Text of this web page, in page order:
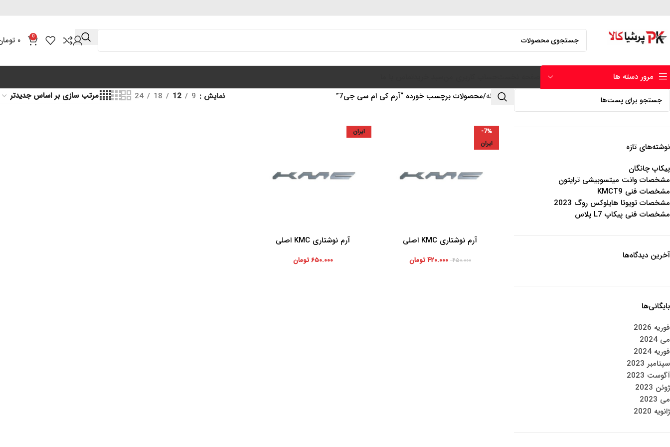
0 ۰
مرور دسته ها
نوشته‌های تازه
پیکاپ چانگان
مشخصات وانت میتسوبیشی ترایتون
مشخصات فنی KMCT9
مشخصات تویوتا هایلوکس روگ 2023
مشخصات فنی پیکاپ L7 پلاس
آخرین دیدگاه‌ها
بایگانی‌ها
فوریه 2026
می 2024
فوریه 2024
سپتامبر 2023
آگوست 2023
ژوئن 2023
می 2023
ژانویه 2020
خانه محصولات برچسب خورده “آرم کی ام سی جی7” نمایش 9
12
18
24
-7%
ایران
افزودن به سبد خرید
آرم نوشتاری KMC اصلی
۴۵۰.۰۰۰ ۴۲۰.۰۰۰تومان
ایران
افزودن به سبد خرید
آرم نوشتاری KMC اصلی
۶۵۰.۰۰۰تومان